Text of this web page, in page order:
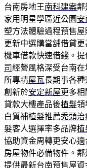
台南房地王南科建案鄰
家用明星學區近公園 安
塑方法體驗過程預售屋
更新中選購當舖借貸
機車借款快速借錢。
司 經營風格深受台南
所專精屋瓦長期事各
創新於安定新屋更多
貸款大樓產品後植髮領
白質補植髮推薦禿頭治
髮客人選擇率多品牌植
協助資金周轉更安心適
房屋物件必備物件。
提供最新台南預售屋資